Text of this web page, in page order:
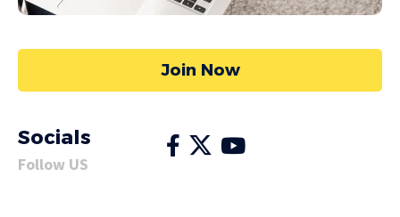
Join Now
Socials
Follow US